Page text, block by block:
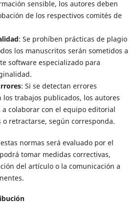
sensible, los autores deben
de los respectivos comités de
: Se prohíben prácticas de plagio
los manuscritos serán sometidos a
software especializado para
: Si se detectan errores
los trabajos publicados, los autores
colaborar con el equipo editorial
retractarse, según corresponda.
normas será evaluado por el
tomar medidas correctivas,
del artículo o la comunicación a